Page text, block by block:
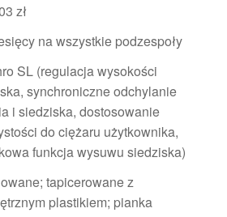
zł
na wszystkie podzespoły
SL (regulacja wysokości
synchroniczne odchylanie
i siedziska, dostosowanie
do ciężaru użytkownika,
funkcja wysuwu siedziska)
tapicerowane z
plastikiem; pianka